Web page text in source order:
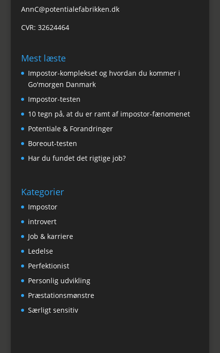
AnnC@potentialefabrikken.dk
CVR: 32624464
Mest læste
Impostor-komplekset og hvordan du kommer i
Go'morgen Danmark
Impostor-testen
10 tegn på, at du er ramt af impostor-fænomenet
Potentiale & Forandringer
Boreout-testen
Har du fundet det rigtige job?
Kategorier
Impostor
introvert
Job & karriere
Ledelse
Perfektionist
Personlig udvikling
Præstationsmønstre
Særligt sensitiv